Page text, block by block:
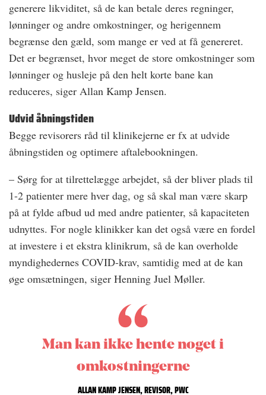
generere likviditet, så de kan betale deres regninger,
lønninger og andre omkostninger, og herigennem
begrænse den gæld, som mange er ved at få genereret.
Det er begrænset, hvor meget de store omkostninger som
lønninger og husleje på den helt korte bane kan
reduceres, siger Allan Kamp Jensen.
Udvid åbningstiden
Begge revisorers råd til klinikejerne er fx at udvide
åbningstiden og optimere aftalebookningen.
– Sørg for at tilrettelægge arbejdet, så der bliver plads til
1-2 patienter mere hver dag, og så skal man være skarp
på at fylde afbud ud med andre patienter, så kapaciteten
udnyttes. For nogle klinikker kan det også være en fordel
at investere i et ekstra klinikrum, så de kan overholde
myndighedernes COVID-krav, samtidig med at de kan
øge omsætningen, siger Henning Juel Møller.
Man kan ikke hente noget i
omkostningerne
ALLAN KAMP JENSEN, REVISOR, PWC